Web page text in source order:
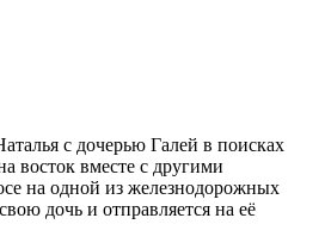
с дочерью Галей в поисках
восток вместе с другими
на одной из железнодорожных
дочь и отправляется на её